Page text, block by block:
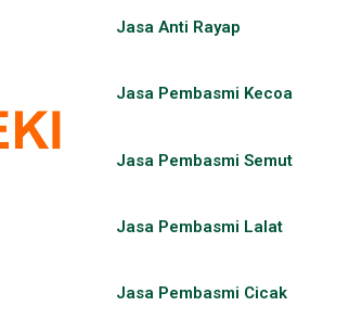
Jasa Anti Rayap
Jasa Pembasmi Kecoa
Jasa Pembasmi Semut
Jasa Pembasmi Lalat
Jasa Pembasmi Cicak